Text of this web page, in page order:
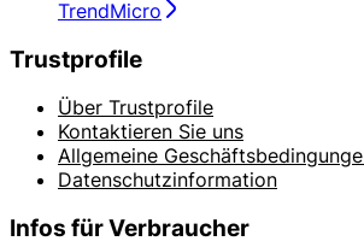
TrendMicro
Trustprofile
Über Trustprofile
Kontaktieren Sie uns
Allgemeine
Datenschutzinformation
Infos für Verbraucher